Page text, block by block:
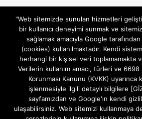
Gizlilik ve Çerezler (Cookies) Politikası
Hakkımızda
İletişim Kanalları
MODEM KURULUM
TEKNİK DESTEK
TELEVİZYON SİSTEMLERİ
"Web sitemizde sunulan hizmetleri
bir kullanıcı deneyimi sunmak ve
sağlamak amacıyla Google
(cookies) kullanılmaktadır. Kendi
herhangi bir kişisel veri toplamamakta
Verilerin kullanım amacı, türleri ve 6698
Korunması Kanunu (KVKK)
işlenmesiyle ilgili detaylı bilgilere
sayfamızdan ve Google'ın kendi
ulaşabilirsiniz. Web sitemizi kullanmaya